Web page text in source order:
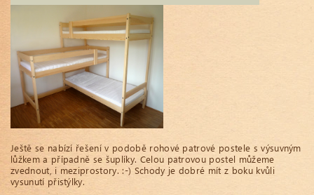
Ještě se nabízí řešení v podobě rohové patrové postele s výsuvným
lůžkem a případně se šuplíky. Celou patrovou postel můžeme
zvednout, i meziprostory. :-) Schody je dobré mít z boku kvůli
vysunutí přistýlky.